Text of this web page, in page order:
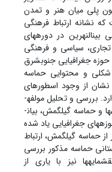
پلی میان هنر و تمدن
نشانه ارتباط فرهنگی
در دوره­های
تجاری، سیاسی و فرهنگی
حوزه جغرافیایی جنوب­شرق
شکلی و محتوایی حماسه
نشان از وجود اسطوره­ای
مشابه گیلگمش در این حوزه فرهنگی دارد. بررسی و تحلیل مولفه­
های اساطیری مشترک میان این نقشمایه­ها و حماسه گیلگمش، بیان­
جغرافیایی یاد شده
حماسه گیلگمش، ارتباط
حماسه مذکور بررسی
نیز با یاری از